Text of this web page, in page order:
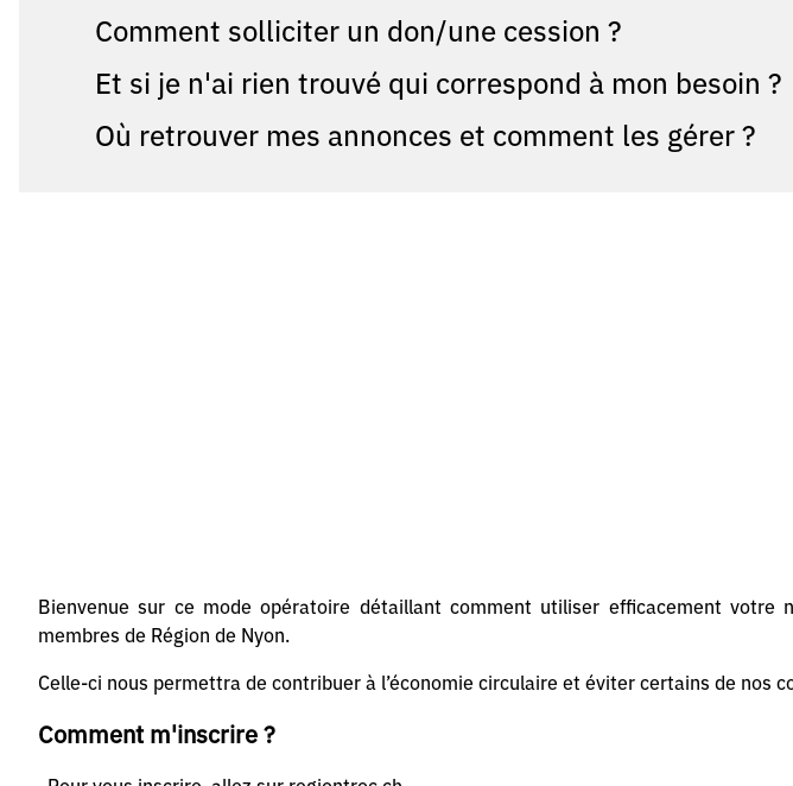
Comment solliciter un don/une cession ?
Et si je n'ai rien trouvé qui correspond à mon besoin ?
Où retrouver mes annonces et comment les gérer ?
Bienvenue sur ce mode opératoire détaillant comment utiliser efficacement
membres de Région de Nyon.
Celle-ci nous permettra de contribuer à l’économie circulaire et éviter certains de nos
Comment m'inscrire ?